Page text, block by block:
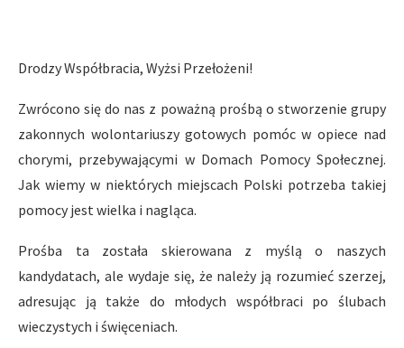
Drodzy Współbracia, Wyżsi Przełożeni!
Zwrócono się do nas z poważną prośbą o stworzenie grupy
zakonnych wolontariuszy gotowych pomóc w opiece nad
chorymi, przebywającymi w Domach Pomocy Społecznej.
Jak wiemy w niektórych miejscach Polski potrzeba takiej
pomocy jest wielka i nagląca.
Prośba ta została skierowana z myślą o naszych
kandydatach, ale wydaje się, że należy ją rozumieć szerzej,
adresując ją także do młodych współbraci po ślubach
wieczystych i święceniach.